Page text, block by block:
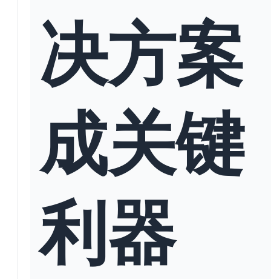
决方案
成关键
利器